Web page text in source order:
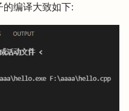
编译大致如下: